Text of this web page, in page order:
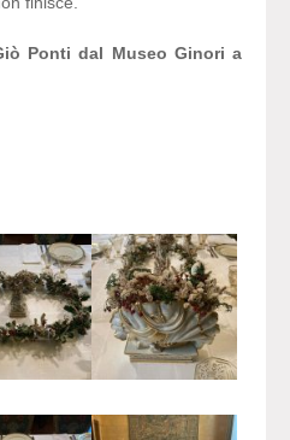
Ponti dal Museo Ginori a